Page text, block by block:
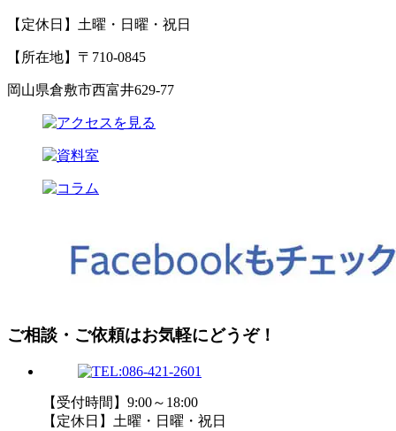
【定休日】土曜・日曜・祝日
【所在地】〒710-0845
岡山県倉敷市西富井629-77
ご相談・ご依頼はお気軽にどうぞ！
【受付時間】9:00～18:00
【定休日】土曜・日曜・祝日